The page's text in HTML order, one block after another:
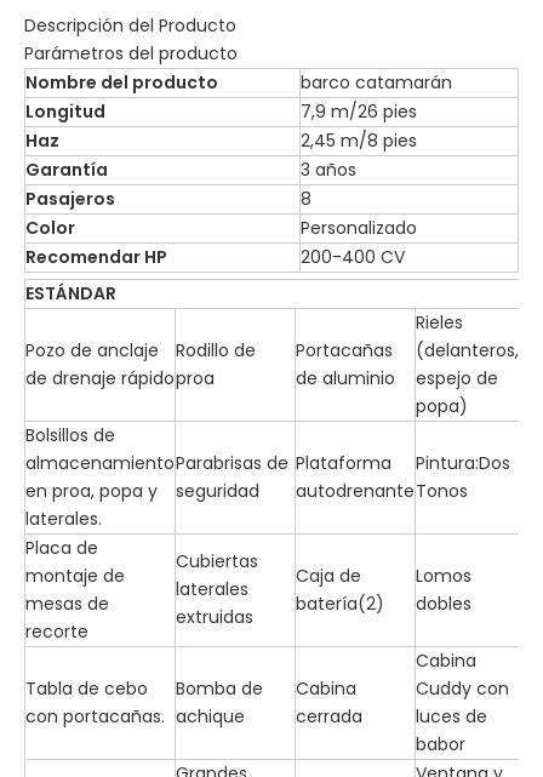
Descripción del Producto
Parámetros del producto
Nombre del producto
barco catamarán
Longitud
7,9 m/26 pies
Haz
2,45 m/8 pies
Garantía
3 años
Pasajeros
8
Color
Personalizado
Recomendar HP
200-400 CV
ESTÁNDAR
Pozo de anclaje
de drenaje rápido
Rodillo de
proa
Portacañas
de aluminio
Rieles
(delanteros,
espejo de
popa)
Bolsillos de
almacenamiento
en proa, popa y
laterales.
Parabrisas de
seguridad
Plataforma
autodrenante
Pintura:Dos
Tonos
Placa de
montaje de
mesas de
recorte
Cubiertas
laterales
extruidas
Caja de
batería(2)
Lomos
dobles
Tabla de cebo
con portacañas.
Bomba de
achique
Cabina
cerrada
Cabina
Cuddy con
luces de
babor